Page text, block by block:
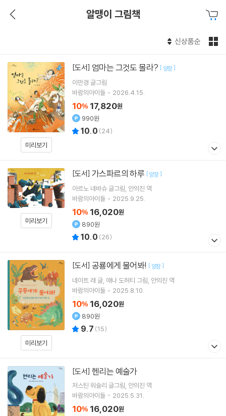
알맹이 그림책
신상품순
미리보기
[도서] 엄마는 그것도 몰라? [ 양장]
이만경 글그림
바람의아이들
2026.4.15.
10% 17,820원
990원
10.0 (24)
미리보기
[도서] 가스파르의 하루 [양장]
아르노 네바슈글그림 안의진 역
바람의아이들
2025.9.25.
10% 16,020원
890원
10.0 (26)
미리보기
[도서] 공룡에게 물어봐! [ 양장]
네이트 래 글 애나 도허티 그림 안의진 역
바람의아이들
2025.8.10.
10% 16,020원
890원
9.7 (15)
[도서] 헨리는 예술가
저스틴 워슬리 글그림 안의진 역
바람의아이들
2025.5.31.
10% 16,020원